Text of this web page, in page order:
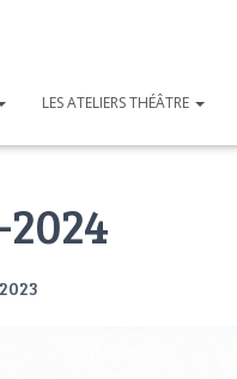
LES ATELIERS THÉÂTRE